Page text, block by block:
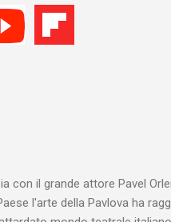
con il grande attore Pavel
l'arte della Pavlova ha